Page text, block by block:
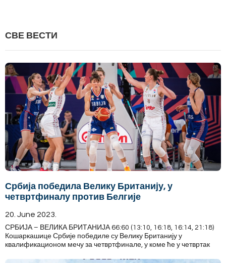
СВЕ ВЕСТИ
Србија победила Велику Британију, у
четвртфиналу против Белгије
20. June 2023.
СРБИЈА – ВЕЛИКА БРИТАНИЈА 66:60 (13:10, 16:18, 16:14, 21:18)
Кошаркашице Србије победиле су Велику Британију у
квалификационом мечу за четвртфинале, у коме ће у четвртак